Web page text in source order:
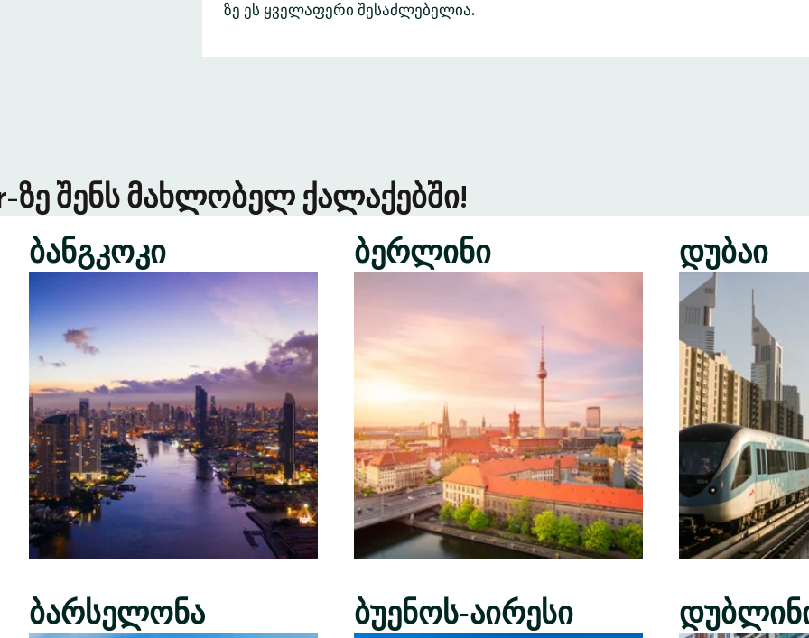
ზე ეს ყველაფერი შესაძლებელია.
ზე შენს მახლობელ ქალაქებში!
ბანგკოკი
ბარსელონა
ბერლინი
ბუენოს-აირესი
დუბაი